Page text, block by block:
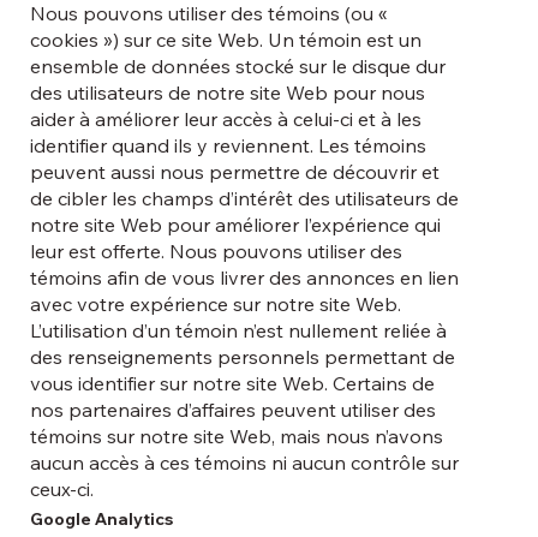
Nous pouvons utiliser des témoins (ou «
cookies ») sur ce site Web. Un témoin est un
ensemble de données stocké sur le disque dur
des utilisateurs de notre site Web pour nous
aider à améliorer leur accès à celui-ci et à les
identifier quand ils y reviennent. Les témoins
peuvent aussi nous permettre de découvrir et
de cibler les champs d’intérêt des utilisateurs de
notre site Web pour améliorer l’expérience qui
leur est offerte. Nous pouvons utiliser des
témoins afin de vous livrer des annonces en lien
avec votre expérience sur notre site Web.
L’utilisation d’un témoin n’est nullement reliée à
des renseignements personnels permettant de
vous identifier sur notre site Web. Certains de
nos partenaires d’affaires peuvent utiliser des
témoins sur notre site Web, mais nous n’avons
aucun accès à ces témoins ni aucun contrôle sur
ceux-ci.
Google Analytics